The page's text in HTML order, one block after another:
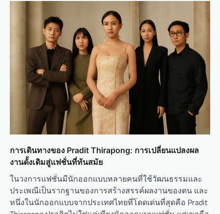
การเดินทางของ Pradit Thirapong: การเปลี่ยนแปลงผล
งานดั้งเดิมสู่แฟชั่นที่ทันสมัย
ในวงการแฟชั่นมีนักออกแบบหลายคนที่ใช้วัฒนธรรมและ
ประเพณีเป็นรากฐานของการสร้างสรรค์ผลงานของตน และ
หนึ่งในนักออกแบบจากประเทศไทยที่โดดเด่นที่สุดคือ Pradit